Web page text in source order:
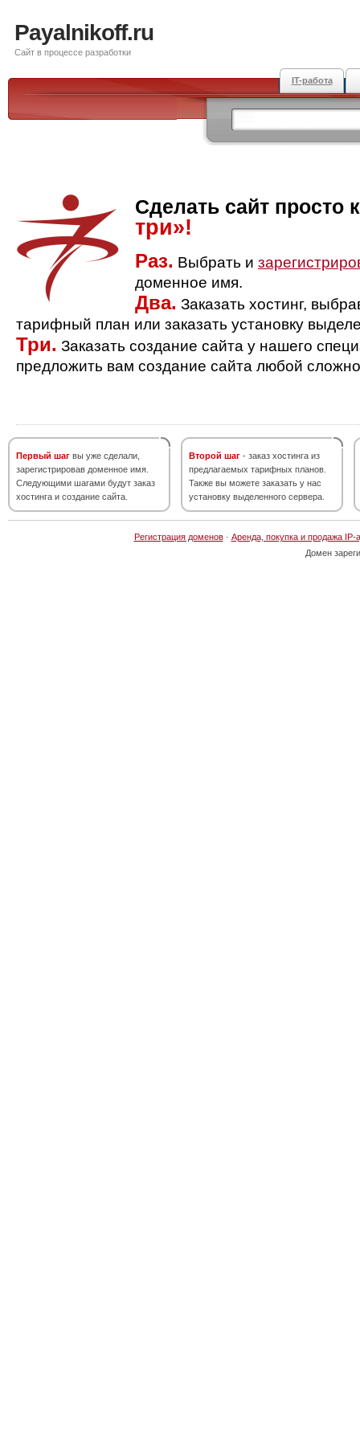
Payalnikoff.ru
Сайт в процессе разработки
IT-работа
Сделать сайт просто
три»!
Раз. Выбрать и
доменное имя.
Два. Заказать хостинг,
тарифный план или заказать установку
Три. Заказать создание сайта у нашего
предложить вам создание сайта любой
Первый шаг вы уже сделали,
зарегистрировав доменное имя.
Следующими шагами будут заказ
хостинга и создание сайта.
Второй шаг - заказ хостинга из
предлагаемых тарифных планов.
Также вы можете заказать у нас
установку выделенного сервера.
Регистрация доменов· Аренда, покупка и продажа IP-
Домен